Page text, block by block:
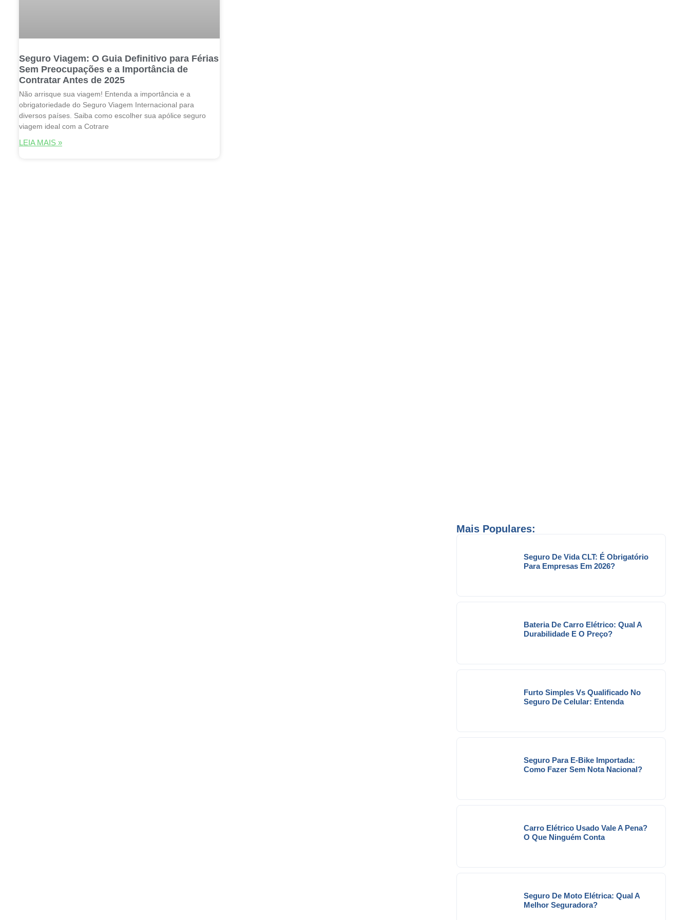
Seguro Viagem: O Guia Definitivo para Férias
Sem Preocupações e a Importância de
Contratar Antes de 2025
Não arrisque sua viagem! Entenda a importância e a
obrigatoriedade do Seguro Viagem Internacional para
diversos países. Saiba como escolher sua apólice seguro
viagem ideal com a Cotrare
LEIA MAIS »
Mais Populares:
Seguro De Vida CLT: É Obrigatório
Para Empresas Em 2026?
Bateria De Carro Elétrico: Qual A
Durabilidade E O Preço?
Furto Simples Vs Qualificado No
Seguro De Celular: Entenda
Seguro Para E-Bike Importada:
Como Fazer Sem Nota Nacional?
Carro Elétrico Usado Vale A Pena?
O Que Ninguém Conta
Seguro De Moto Elétrica: Qual A
Melhor Seguradora?